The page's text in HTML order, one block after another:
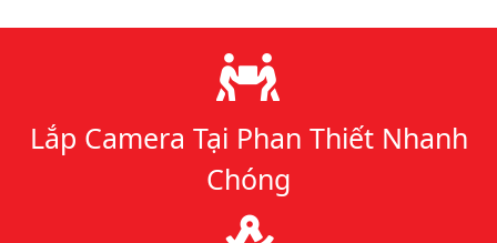
Lý do chọn chúng tôi
Lắp Camera Tại Phan Thiết Nhanh
Chóng